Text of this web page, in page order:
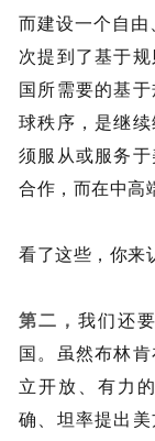
而建设一个自
次提到了基于
国所需要的基
球秩序，是继
须服从或服务
合作，而在中高
看了这些，你来
第二，我们还
国。虽然布林
立开放、有力
确、坦率提出